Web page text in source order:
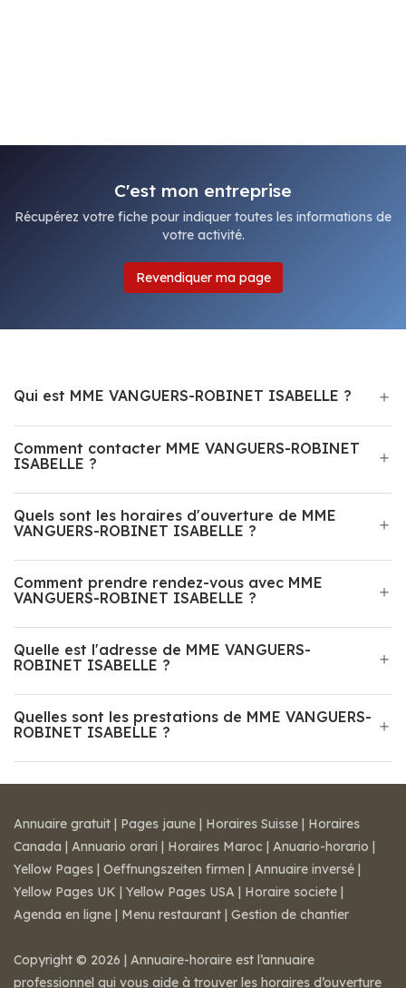
C'est mon entreprise
Récupérez votre fiche pour indiquer toutes les informations de
votre activité.
Revendiquer ma page
Qui est MME VANGUERS-ROBINET ISABELLE ?
Comment contacter MME VANGUERS-ROBINET
ISABELLE ?
Quels sont les horaires d'ouverture de MME
VANGUERS-ROBINET ISABELLE ?
Comment prendre rendez-vous avec MME
VANGUERS-ROBINET ISABELLE ?
Quelle est l'adresse de MME VANGUERS-
ROBINET ISABELLE ?
Quelles sont les prestations de MME VANGUERS-
ROBINET ISABELLE ?
Annuaire gratuit | Pages jaune | Horaires Suisse | Horaires
Canada | Annuario orari | Horaires Maroc | Anuario-horario |
Yellow Pages | Oeffnungszeiten firmen | Annuaire inversé |
Yellow Pages UK | Yellow Pages USA | Horaire societe |
Agenda en ligne | Menu restaurant | Gestion de chantier
Copyright © 2026 | Annuaire-horaire est l’annuaire
professionnel qui vous aide à trouver les horaires d’ouverture